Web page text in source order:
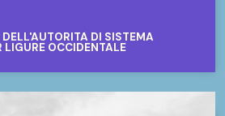
DI SISTEMA
LIGURE OCCIDENTALE